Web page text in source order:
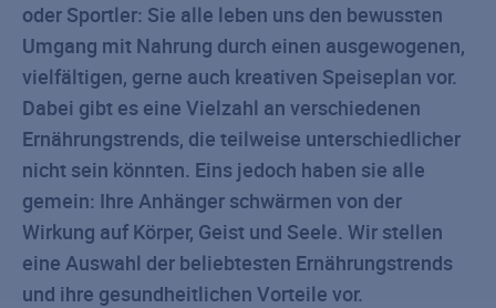
oder Sportler: Sie alle leben uns den bewussten
Umgang mit Nahrung durch einen ausgewogenen,
vielfältigen, gerne auch kreativen Speiseplan vor.
Dabei gibt es eine Vielzahl an verschiedenen
Ernährungstrends, die teilweise unterschiedlicher
nicht sein könnten. Eins jedoch haben sie alle
gemein: Ihre Anhänger schwärmen von der
Wirkung auf Körper, Geist und Seele. Wir stellen
eine Auswahl der beliebtesten Ernährungstrends
und ihre gesundheitlichen Vorteile vor.